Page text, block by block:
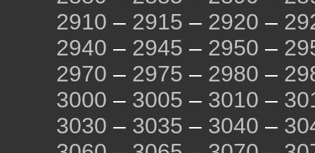
2910 – 2915 – 2920 –
2940 – 2945 – 2950 –
2970 – 2975 – 2980 –
3000 – 3005 – 3010 –
3030 – 3035 – 3040 –